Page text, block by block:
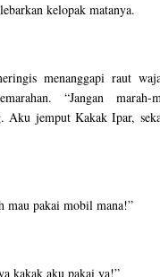
kelopak matanya.
menanggapi raut
“Jangan
Aku jemput Kakak Ipar,
mau pakai mobil mana!”
kakak aku pakai ya!”